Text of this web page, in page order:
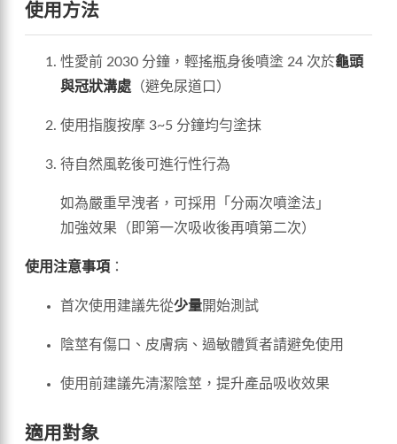
使用方法
性愛前 2030 分鐘，輕搖瓶身後噴塗 24 次於龜頭
與冠狀溝處 （避免尿道口）
使用指腹按摩 3~5 分鐘均勻塗抹
待自然風乾後可進行性行為
如為嚴重早洩者，可採用「分兩次噴塗法」
加強效果（即第一次吸收後再噴第二次）
使用注意事項 ：
首次使用建議先從少量開始測試
陰莖有傷口、皮膚病、過敏體質者請避免使用
使用前建議先清潔陰莖，提升產品吸收效果
適用對象